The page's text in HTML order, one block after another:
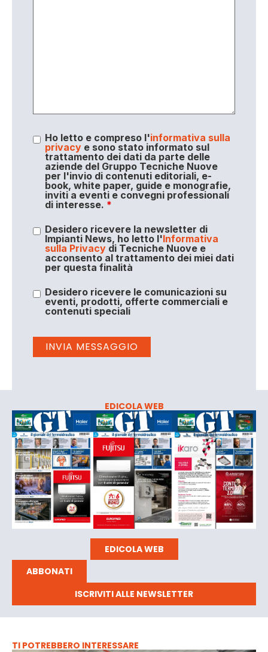
Ho letto e compreso l'informativa sulla
privacye sono stato informato sul
trattamento dei dati da parte delle
aziende del Gruppo Tecniche Nuove
per l'invio di contenuti editoriali, e-
book, white paper, guide e monografie,
inviti a eventi e convegni professionali
di interesse. *
Desidero ricevere la newsletter di
Impianti News, ho letto l'Informativa
sulla Privacydi Tecniche Nuove e
acconsento al trattamento dei miei dati
per questa finalità
Desidero ricevere le comunicazioni su
eventi, prodotti, offerte commerciali e
contenuti speciali
EDICOLA WEB
EDICOLA WEB
ABBONATI
ISCRIVITI ALLE NEWSLETTER
TI POTREBBERO INTERESSARE